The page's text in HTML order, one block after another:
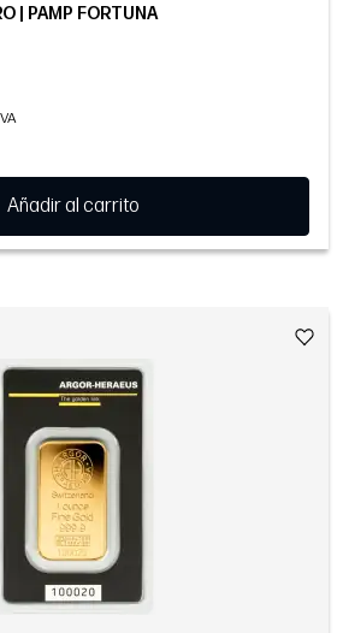
| PAMP FORTUNA
Añadir al carrito